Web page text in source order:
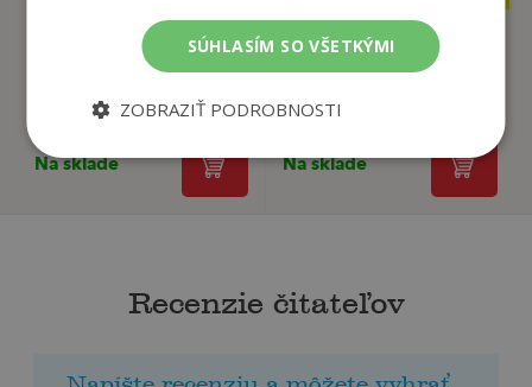
Najlepší život v
každom veku
Andrew Fuller
Na sklade
20 vecí, ktoré viem
Karen Casey
Na sklade
Recenzie čitateľov
SÚHLASÍM SO VŠETKÝMI
ZOBRAZIŤ PODROBNOSTI